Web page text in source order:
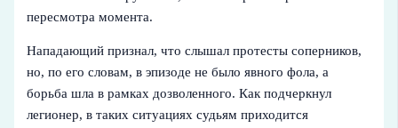
пересмотра момента.
Нападающий признал, что слышал протесты соперников,
но, по его словам, в эпизоде не было явного фола, а
борьба шла в рамках дозволенного. Как подчеркнул
легионер, в таких ситуациях судьям приходится